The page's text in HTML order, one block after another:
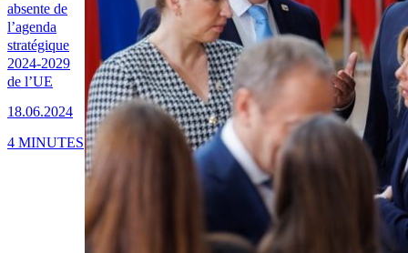
absente de
l’agenda
stratégique
2024-2029
de l’UE
18.06.2024
4 MINUTES